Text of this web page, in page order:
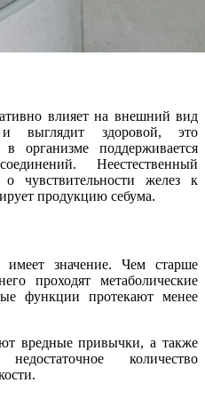
влияет на внешний вид
здоровой, это
организме поддерживается
Неестественный
чувствительности желез к
продукцию себума.
имеет значение. Чем старше
проходят метаболические
функции протекают менее
вредные привычки, а также
количество